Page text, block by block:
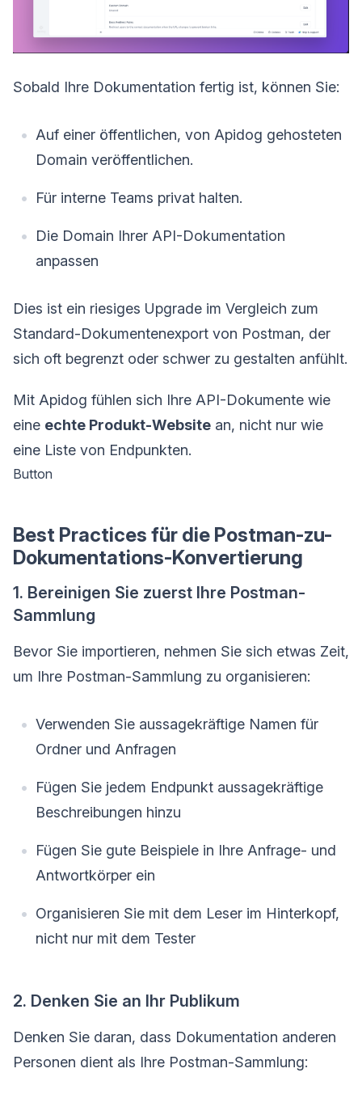
Sobald Ihre Dokumentation fertig ist, können Sie:
Auf einer öffentlichen, von Apidog gehosteten
Domain veröffentlichen.
Für interne Teams privat halten.
Die Domain Ihrer API-Dokumentation
anpassen
Dies ist ein riesiges Upgrade im Vergleich zum
Standard-Dokumentenexport von Postman, der
sich oft begrenzt oder schwer zu gestalten anfühlt.
Mit Apidog fühlen sich Ihre API-Dokumente wie
eine echte Produkt-Website an, nicht nur wie
eine Liste von Endpunkten.
Button
Best Practices für die Postman-zu-
Dokumentations-Konvertierung
1. Bereinigen Sie zuerst Ihre Postman-
Sammlung
Bevor Sie importieren, nehmen Sie sich etwas Zeit,
um Ihre Postman-Sammlung zu organisieren:
Verwenden Sie aussagekräftige Namen für
Ordner und Anfragen
Fügen Sie jedem Endpunkt aussagekräftige
Beschreibungen hinzu
Fügen Sie gute Beispiele in Ihre Anfrage- und
Antwortkörper ein
Organisieren Sie mit dem Leser im Hinterkopf,
nicht nur mit dem Tester
2. Denken Sie an Ihr Publikum
Denken Sie daran, dass Dokumentation anderen
Personen dient als Ihre Postman-Sammlung: